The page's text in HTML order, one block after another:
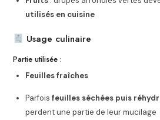
utilisés en cuisine
Usage culinaire
Partie utilisée :
Feuilles fraîches
Parfoisfeuilles séchées puis
perdent une partie de leur mucilage